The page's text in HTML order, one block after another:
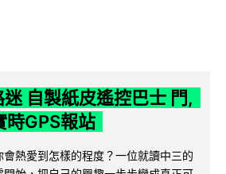
自製紙皮遙控巴士 門,
時GPS報站
熱愛到怎樣的程度？一位就讀中三的